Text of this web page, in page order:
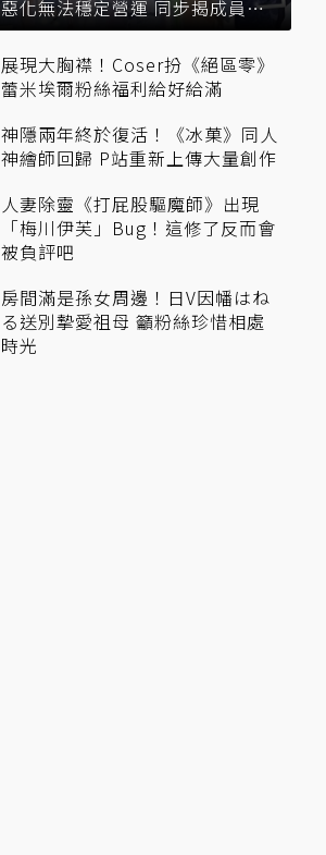
惡化無法穩定營運 同步揭成員未
來去向
展現大胸襟！Coser扮《絕區零》
蕾米埃爾粉絲福利給好給滿
神隱兩年終於復活！《冰菓》同人
神繪師回歸 P站重新上傳大量創作
人妻除靈《打屁股驅魔師》出現
「梅川伊芙」Bug！這修了反而會
被負評吧
房間滿是孫女周邊！日V因幡はね
る送別摯愛祖母 籲粉絲珍惜相處
時光